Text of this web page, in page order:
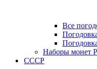
Все
Наборы монет
СССР